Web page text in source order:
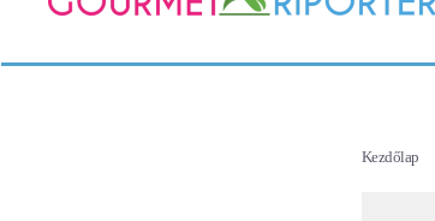
Kezdőlap